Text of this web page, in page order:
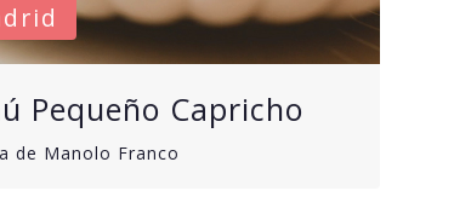
Pequeño Capricho
de Manolo Franco